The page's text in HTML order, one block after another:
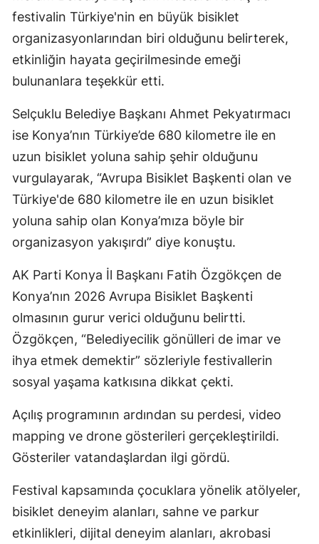
festivalin Türkiye'nin en büyük bisiklet
organizasyonlarından biri olduğunu belirterek,
etkinliğin hayata geçirilmesinde emeği
bulunanlara teşekkür etti.
Selçuklu Belediye Başkanı Ahmet Pekyatırmacı
ise Konya’nın Türkiye’de 680 kilometre ile en
uzun bisiklet yoluna sahip şehir olduğunu
vurgulayarak, “Avrupa Bisiklet Başkenti olan ve
Türkiye'de 680 kilometre ile en uzun bisiklet
yoluna sahip olan Konya’mıza böyle bir
organizasyon yakışırdı” diye konuştu.
AK Parti Konya İl Başkanı Fatih Özgökçen de
Konya’nın 2026 Avrupa Bisiklet Başkenti
olmasının gurur verici olduğunu belirtti.
Özgökçen, “Belediyecilik gönülleri de imar ve
ihya etmek demektir” sözleriyle festivallerin
sosyal yaşama katkısına dikkat çekti.
Açılış programının ardından su perdesi, video
mapping ve drone gösterileri gerçekleştirildi.
Gösteriler vatandaşlardan ilgi gördü.
Festival kapsamında çocuklara yönelik atölyeler,
bisiklet deneyim alanları, sahne ve parkur
etkinlikleri, dijital deneyim alanları, akrobasi